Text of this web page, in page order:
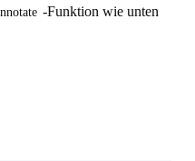
-Funktion wie unten